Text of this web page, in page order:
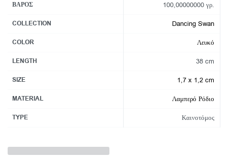
ΒΆΡΟΣ 100,00000000 γρ.
COLLECTION Dancing Swan
COLOR Λευκό
LENGTH 38 cm
SIZE 1,7 x 1,2 cm
MATERIAL Λαμπερό Ρόδιο
TYPE Καινοτόμος